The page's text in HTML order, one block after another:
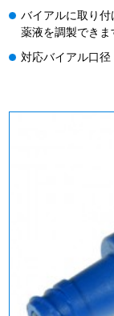
バイアルに取り付
薬液を調製できま
対応バイアル口径